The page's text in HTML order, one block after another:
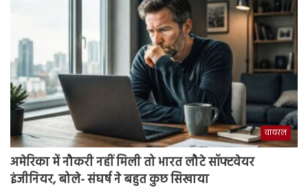
वायरल
अमेरिका में नौकरी नहीं मिली तो भारत लौटे सॉफ्टवेयर
इंजीनियर, बोले- संघर्ष ने बहुत कुछ सिखाया